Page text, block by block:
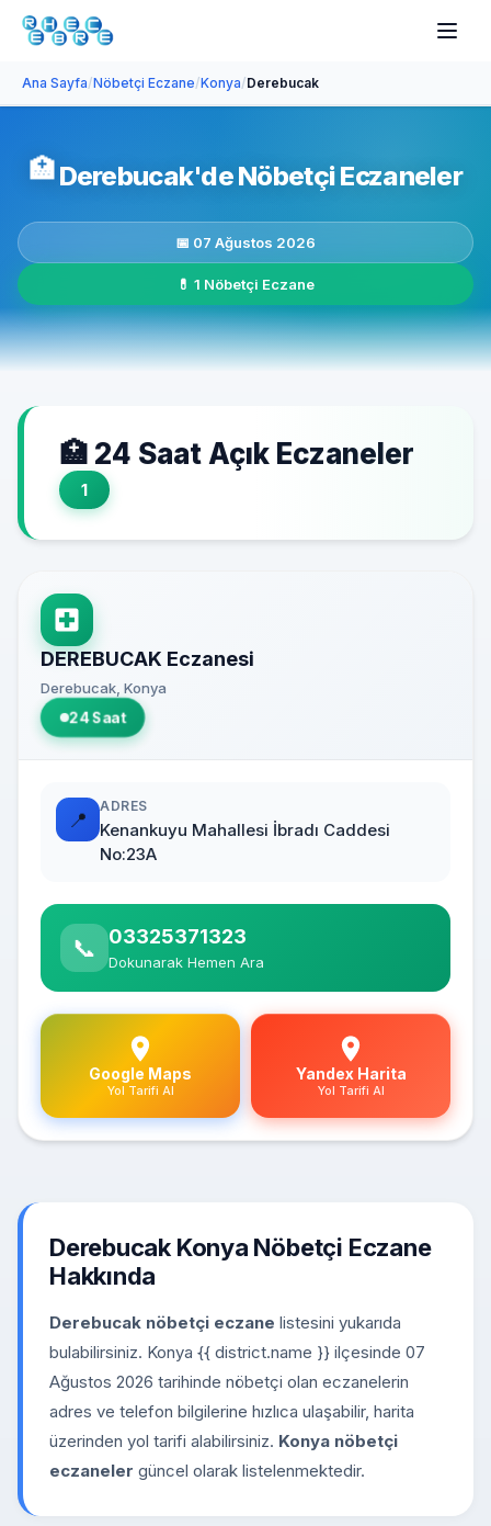
Ana Sayfa/Nöbetçi Eczane/Konya/Derebucak
🏥Derebucak'de Nöbetçi Eczaneler
📅 07 Ağustos 2026
💊 1 Nöbetçi Eczane
🏥 24 Saat Açık Eczaneler
1
DEREBUCAK Eczanesi
Derebucak, Konya
24 Saat
📍
ADRES
Kenankuyu Mahallesi İbradı Caddesi
No:23A
📞 03325371323
Dokunarak Hemen Ara
Google Maps
Yol Tarifi Al
Yandex Harita
Yol Tarifi Al
Derebucak Konya Nöbetçi Eczane
Hakkında
Derebucak nöbetçi eczane listesini yukarıda
bulabilirsiniz. Konya {{ district.name }} ilçesinde 07
Ağustos 2026 tarihinde nöbetçi olan eczanelerin
adres ve telefon bilgilerine hızlıca ulaşabilir, harita
üzerinden yol tarifi alabilirsiniz. Konya nöbetçi
eczaneler güncel olarak listelenmektedir.